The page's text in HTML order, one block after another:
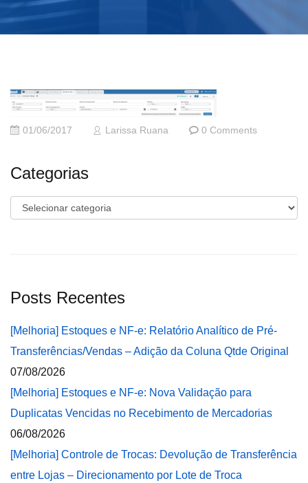
01/06/2017 Larissa Ruana 0 Comments
Categorias
Categorias
Posts Recentes
[Melhoria] Estoques e NF-e: Relatório Analítico de Pré-
Transferências/Vendas – Adição da Coluna Qtde Original
07/08/2026
[Melhoria] Estoques e NF-e: Nova Validação para
Duplicatas Vencidas no Recebimento de Mercadorias
06/08/2026
[Melhoria] Controle de Trocas: Devolução de Transferência
entre Lojas – Direcionamento por Lote de Troca